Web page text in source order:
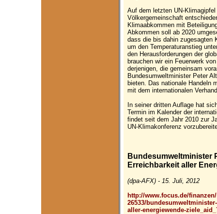
Auf dem letzten UN-
Völkergemeinschaft
Klimaabkommen mit
Abkommen soll ab 2020
dass die bis dahin zugesagten
um den Temperaturanstieg
den Herausforderungen der
brauchen wir ein Feuerwerk
derjenigen, die gemeinsam
Bundesumweltminister Peter
bieten. Das nationale Handeln
mit dem internationalen
In seiner dritten Auflage hat
Termin im Kalender der
findet seit dem Jahr 2010 zur
UN-Klimakonferenz
Bundesumweltminister
Erreichbarkeit aller
(dpa-AFX) - 15. Juli, 2012
http://www.focus.de/
26533/
aller-energiewende-